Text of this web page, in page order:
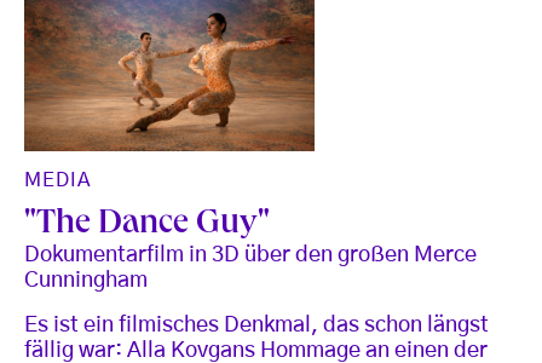
MEDIA
"The Dance Guy"
Dokumentarfilm in 3D über den großen Merce
Cunningham
Es ist ein filmisches Denkmal, das schon längst
fällig war: Alla Kovgans Hommage an einen der